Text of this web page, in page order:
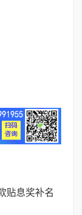
贴息奖补名